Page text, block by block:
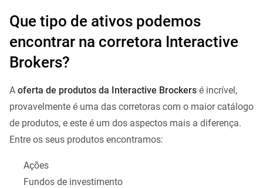
Que tipo de ativos podemos
encontrar na corretora Interactive
Brokers?
A oferta de produtos da Interactive Brockers é incrível,
provavelmente é uma das corretoras com o maior catálogo
de produtos, e este é um dos aspectos mais a diferença.
Entre os seus produtos encontramos:
Ações
Fundos de investimento